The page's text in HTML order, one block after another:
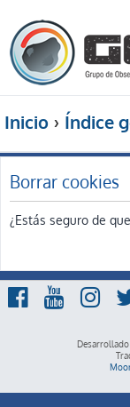
Inicio Índice
Borrar cookies
¿Estás seguro de